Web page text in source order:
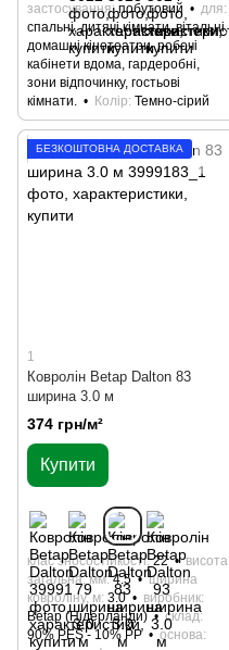
застосування побутовий
для
спальні, дитячі кімнати, вітальні,
домашні кінотеатри, робочі
кабінети вдома, гардеробні,
зони відпочинку, гостьові
кімнати.
Колір Темно-сірий
БЕЗКОШТОВНА ДОСТАВКА
1
Кoврoлін Betap Dalton 83
ширина 3.0 м
374 грн/м²
Купити
клас зносостійкості 22
висота
загальна, мм 4.5
ширина
ковроліну, м 3.0
виробник
Betap (Нідерланди)
склад
90% PES - 10% PP
основа